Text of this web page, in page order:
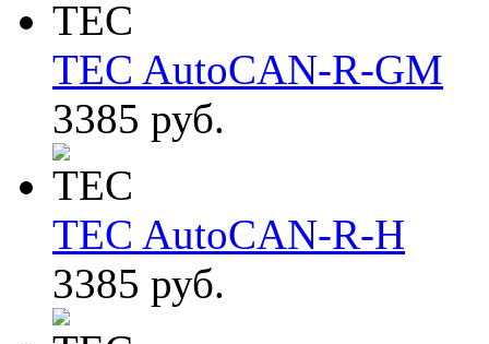
TEC AutoCAN-R-GM
3385 руб.
TEC AutoCAN-R-H
3385 руб.